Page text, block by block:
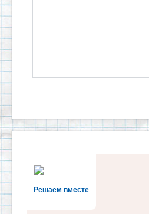
Решаем вместе